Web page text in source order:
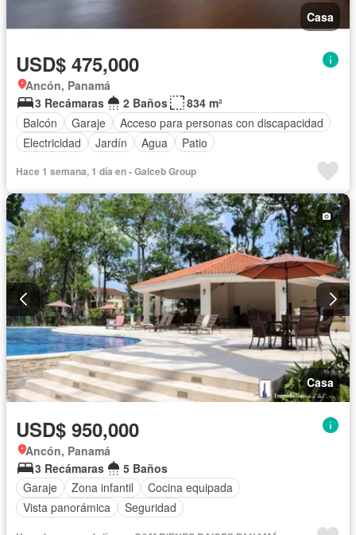
Casa
USD$ 475,000
Ancón, Panamá
3 Recámaras
2 Baños
834 m²
Balcón
Garaje
Acceso para personas con discapacidad
Electricidad
Jardín Agua Patio
Hace 1 semana, 1 día en - Galceb Group
Casa
USD$ 950,000
Ancón, Panamá
3 Recámaras
5 Baños
Garaje
Zona infantil
Cocina equipada
Vista panorámica
Seguridad